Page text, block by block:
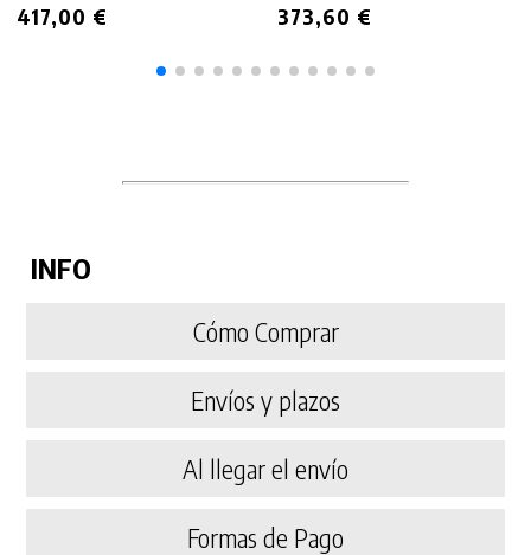
417,00 € 373,60 €
INFO
Cómo Comprar
Envíos y plazos
Al llegar el envío
Formas de Pago